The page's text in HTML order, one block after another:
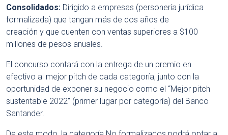
Consolidados: Dirigido a empresas (personería jurídica
formalizada) que tengan más de dos años de
creación y que cuenten con ventas superiores a $100
millones de pesos anuales.
El concurso contará con la entrega de un premio en
efectivo al mejor pitch de cada categoría, junto con la
oportunidad de exponer su negocio como el “Mejor pitch
sustentable 2022” (primer lugar por categoría) del Banco
Santander.